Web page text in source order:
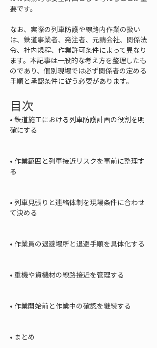
要です。
なお、実際の列車防護や線路内作業の扱い
は、鉄道事業者、発注者、元請会社、関係法
令、社内規程、作業許可条件によって異なり
ます。本記事は一般的な考え方を整理したも
のであり、個別現場では必ず関係者の定める
手順と承認条件に従う必要があります。
目次
• 鉄道施工における列車防護計画の役割を明
確にする
• 作業範囲と列車接近リスクを事前に整理す
る
• 列車見張りと連絡体制を現場条件に合わせ
て決める
• 作業員の退避場所と退避手順を具体化する
• 重機や資機材の線路接近を管理する
• 作業開始前と作業中の確認を継続する
• まとめ